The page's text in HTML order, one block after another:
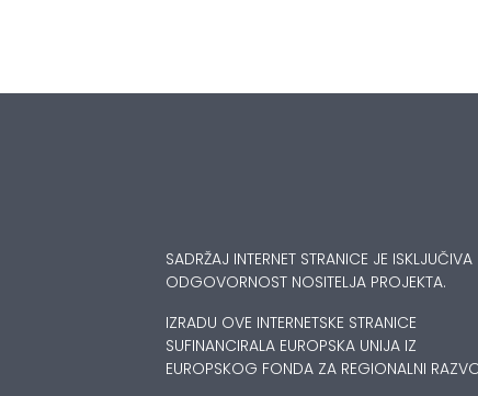
SADRŽAJ INTERNET STRANICE JE ISKLJUČIVA
ODGOVORNOST NOSITELJA PROJEKTA.
IZRADU OVE INTERNETSKE STRANICE
SUFINANCIRALA EUROPSKA UNIJA IZ
EUROPSKOG FONDA ZA REGIONALNI